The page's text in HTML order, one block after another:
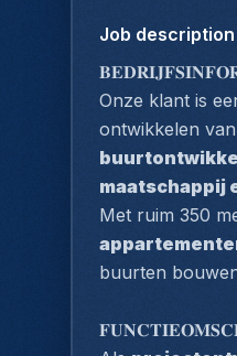
Job description
Onze klant is
ontwikkelen
maatschappij
Met ruim 350
buurten